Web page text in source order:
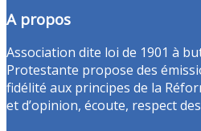
A propos
Association dite loi de 1901 à
Protestante propose des
fidélité aux principes de la
et d’opinion, écoute, respect